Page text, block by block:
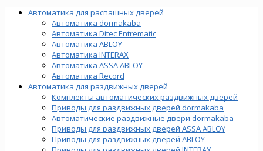
Автоматика для распашных дверей
Автоматика dormakaba
Автоматика Ditec Entrematic
Автоматика ABLOY
Автоматика INTERAX
Автоматика ASSA ABLOY
Автоматика Record
Автоматика для раздвижных дверей
Комплекты автоматических раздвижных дверей
Приводы для раздвижных дверей dormakaba
Автоматические раздвижные двери dormakaba
Приводы для раздвижных дверей ASSA ABLOY
Приводы для раздвижных дверей ABLOY